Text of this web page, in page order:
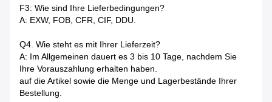
F3: Wie sind Ihre Lieferbedingungen?
A: EXW, FOB, CFR, CIF, DDU.
Q4. Wie steht es mit Ihrer Lieferzeit?
A: Im Allgemeinen dauert es 3 bis 10 Tage, nachdem Sie
Ihre Vorauszahlung erhalten haben.
auf die Artikel sowie die Menge und Lagerbestände Ihrer
Bestellung.